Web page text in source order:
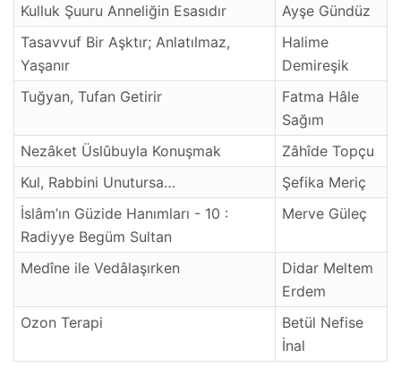
Kulluk Şuuru Anneliğin Esasıdır
Ayşe Gündüz
Tasavvuf Bir Aşktır; Anlatılmaz,
Yaşanır
Halime
Demireşik
Tuğyan, Tufan Getirir
Fatma Hâle
Sağım
Nezâket Üslûbuyla Konuşmak
Zâhîde Topçu
Kul, Rabbini Unutursa…
Şefika Meriç
İslâm’ın Güzide Hanımları - 10 :
Radiyye Begüm Sultan
Merve Güleç
Medîne ile Vedâlaşırken
Didar Meltem
Erdem
Ozon Terapi
Betül Nefise
İnal